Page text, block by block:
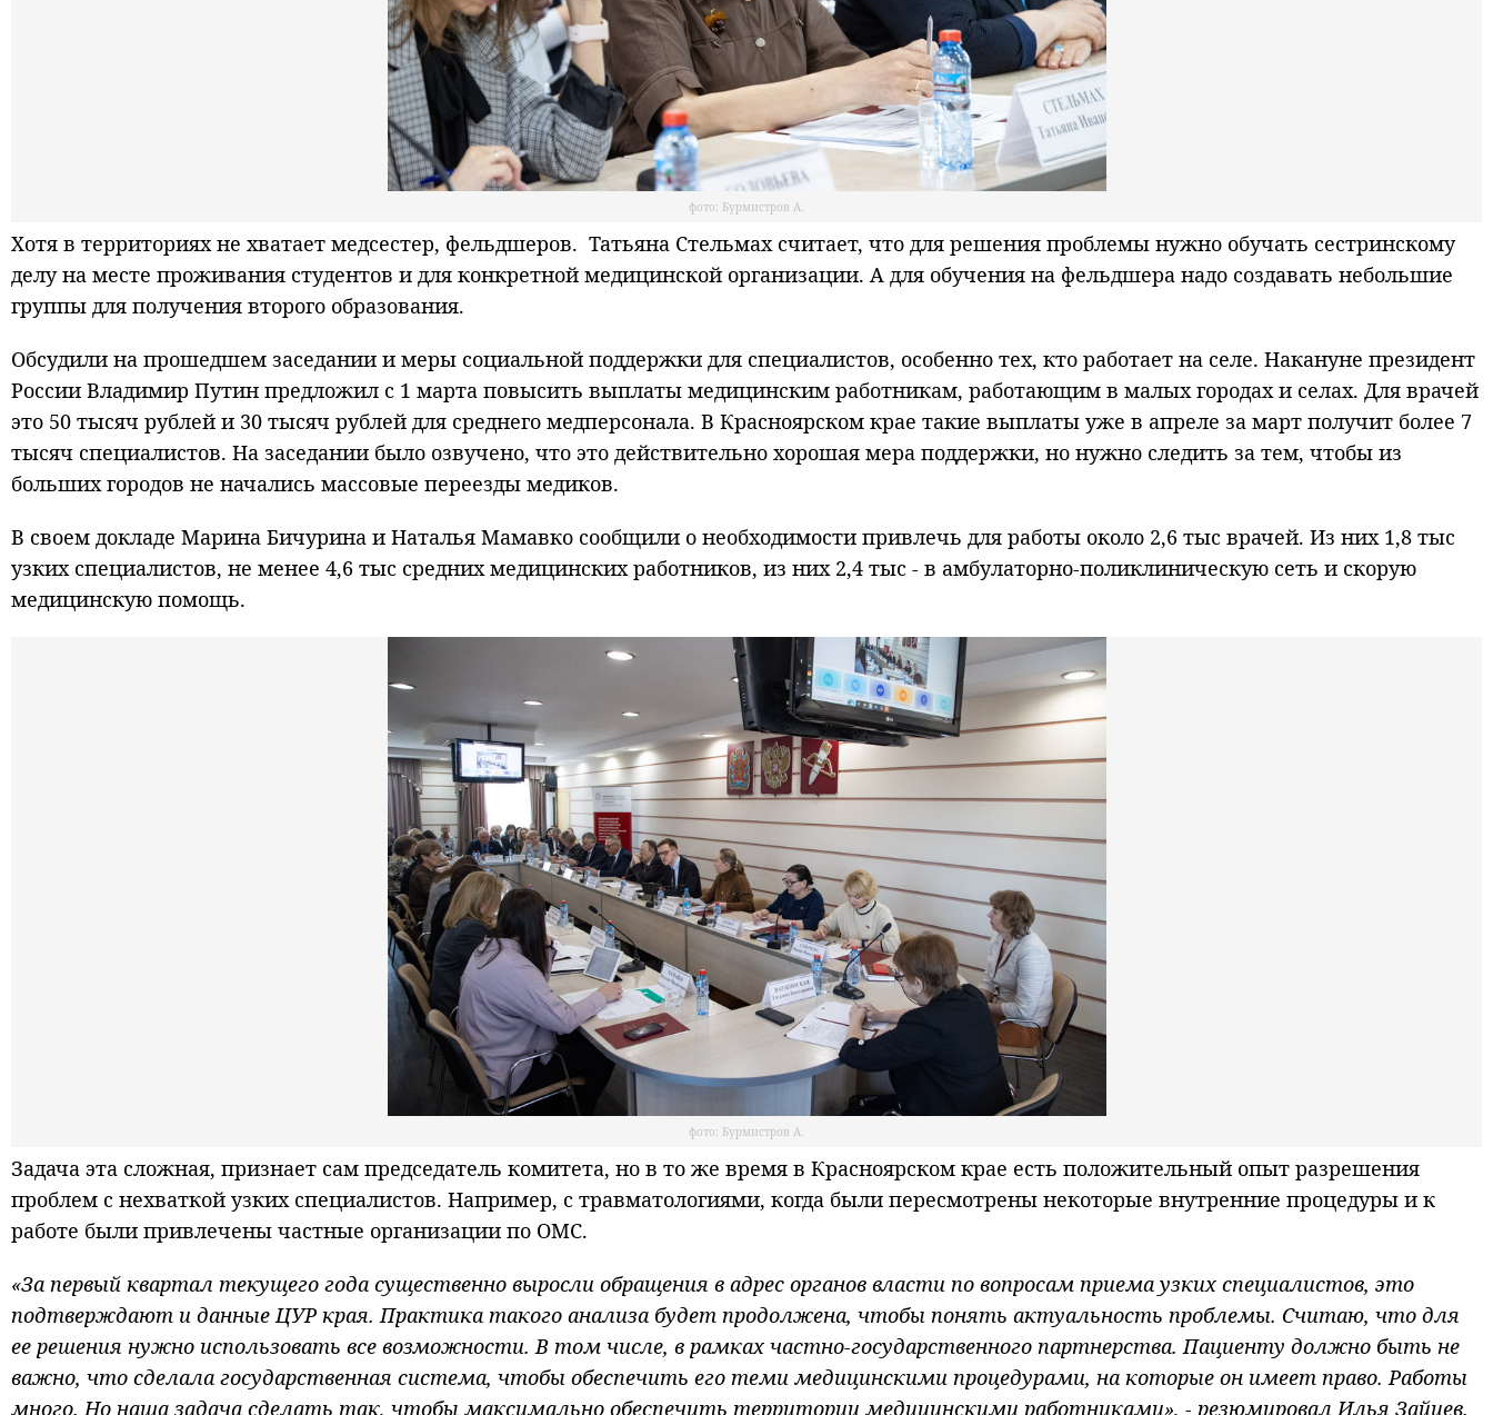
фото: Бурмистров А.
Хотя в территориях не хватает медсестер, фельдшеров. Татьяна Стельмах считает, что для решения проблемы нужно обучать сестринскому
делу на месте проживания студентов и для конкретной медицинской организации. А для обучения на фельдшера надо создавать небольшие
группы для получения второго образования.
Обсудили на прошедшем заседании и меры социальной поддержки для специалистов, особенно тех, кто работает на селе. Накануне президент
России Владимир Путин предложил с 1 марта повысить выплаты медицинским работникам, работающим в малых городах и селах. Для врачей
это 50 тысяч рублей и 30 тысяч рублей для среднего медперсонала. В Красноярском крае такие выплаты уже в апреле за март получит более 7
тысяч специалистов. На заседании было озвучено, что это действительно хорошая мера поддержки, но нужно следить за тем, чтобы из
больших городов не начались массовые переезды медиков.
В своем докладе Марина Бичурина и Наталья Мамавко сообщили о необходимости привлечь для работы около 2,6 тыс врачей. Из них 1,8 тыс
узких специалистов, не менее 4,6 тыс средних медицинских работников, из них 2,4 тыс - в амбулаторно-поликлиническую сеть и скорую
медицинскую помощь.
фото: Бурмистров А.
Задача эта сложная, признает сам председатель комитета, но в то же время в Красноярском крае есть положительный опыт разрешения
проблем с нехваткой узких специалистов. Например, с травматологиями, когда были пересмотрены некоторые внутренние процедуры и к
работе были привлечены частные организации по ОМС.
«За первый квартал текущего года существенно выросли обращения в адрес органов власти по вопросам приема узких специалистов, это
подтверждают и данные ЦУР края. Практика такого анализа будет продолжена, чтобы понять актуальность проблемы. Считаю, что для
ее решения нужно использовать все возможности. В том числе, в рамках частно-государственного партнерства. Пациенту должно быть не
важно, что сделала государственная система, чтобы обеспечить его теми медицинскими процедурами, на которые он имеет право. Работы
много. Но наша задача сделать так, чтобы максимально обеспечить территории медицинскими работниками», - резюмировал Илья Зайцев.